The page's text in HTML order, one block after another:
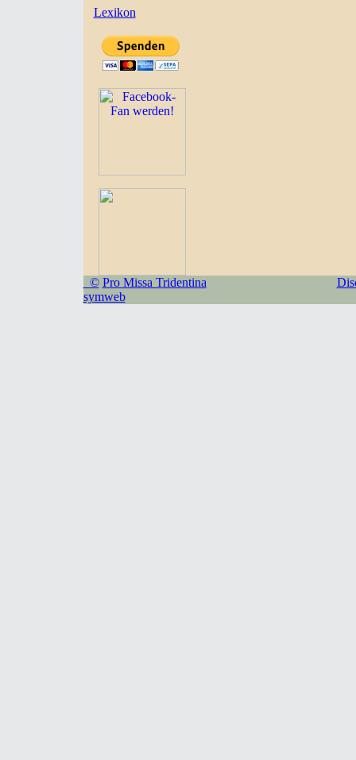
Lexikon
© Pro Missa Tridentina
symweb